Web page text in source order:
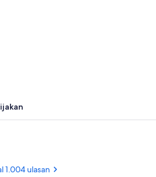
1.004 ulasan